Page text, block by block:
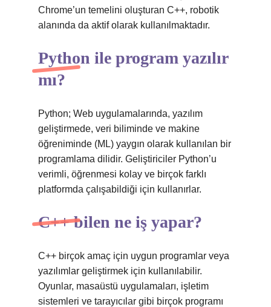
Chrome’un temelini oluşturan C++, robotik
alanında da aktif olarak kullanılmaktadır.
Python ile program yazılır
mı?
Python; Web uygulamalarında, yazılım
geliştirmede, veri biliminde ve makine
öğreniminde (ML) yaygın olarak kullanılan bir
programlama dilidir. Geliştiriciler Python’u
verimli, öğrenmesi kolay ve birçok farklı
platformda çalışabildiği için kullanırlar.
C++ bilen ne iş yapar?
C++ birçok amaç için uygun programlar veya
yazılımlar geliştirmek için kullanılabilir.
Oyunlar, masaüstü uygulamaları, işletim
sistemleri ve tarayıcılar gibi birçok programı